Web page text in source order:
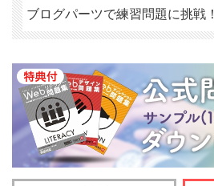
ブログパーツで練習問題に挑戦！